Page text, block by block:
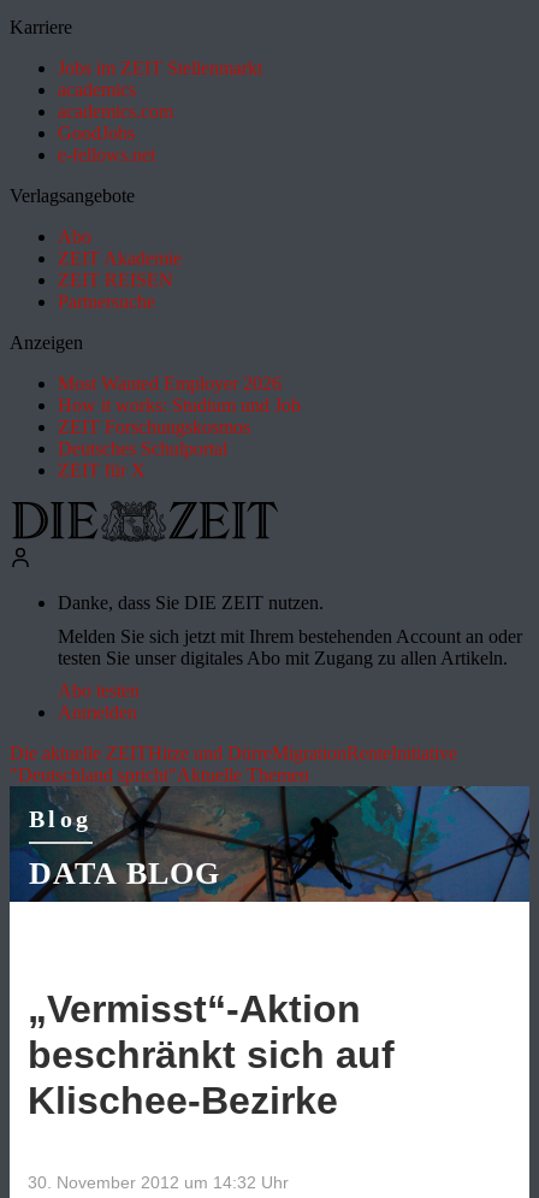
Karriere
Jobs im ZEIT Stellenmarkt
academics
academics.com
GoodJobs
e-fellows.net
Verlagsangebote
Abo
ZEIT Akademie
ZEIT REISEN
Partnersuche
Anzeigen
Most Wanted Employer 2026
How it works: Studium und Job
ZEIT Forschungskosmos
Deutsches Schulportal
ZEIT für X
Danke, dass Sie DIE ZEIT nutzen.
Melden Sie sich jetzt mit Ihrem bestehenden Account an oder
testen Sie unser digitales Abo mit Zugang zu allen Artikeln.
Abo testen
Anmelden
Die aktuelle ZEITHitze und DürreMigrationRenteInitiative
"Deutschland spricht"Aktuelle Themen
Blog
DATA BLOG
„Vermisst“-Aktion
beschränkt sich auf
Klischee-Bezirke
30. November 2012 um 14:32 Uhr